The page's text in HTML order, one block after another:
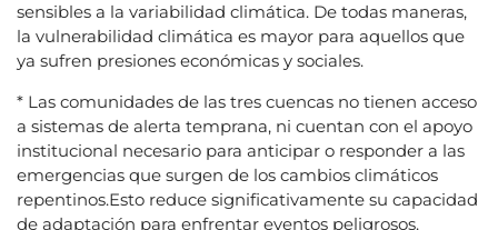
sensibles a la variabilidad climática. De todas maneras,
la vulnerabilidad climática es mayor para aquellos que
ya sufren presiones económicas y sociales.
* Las comunidades de las tres cuencas no tienen acceso
a sistemas de alerta temprana, ni cuentan con el apoyo
institucional necesario para anticipar o responder a las
emergencias que surgen de los cambios climáticos
repentinos.Esto reduce significativamente su capacidad
de adaptación para enfrentar eventos peligrosos.